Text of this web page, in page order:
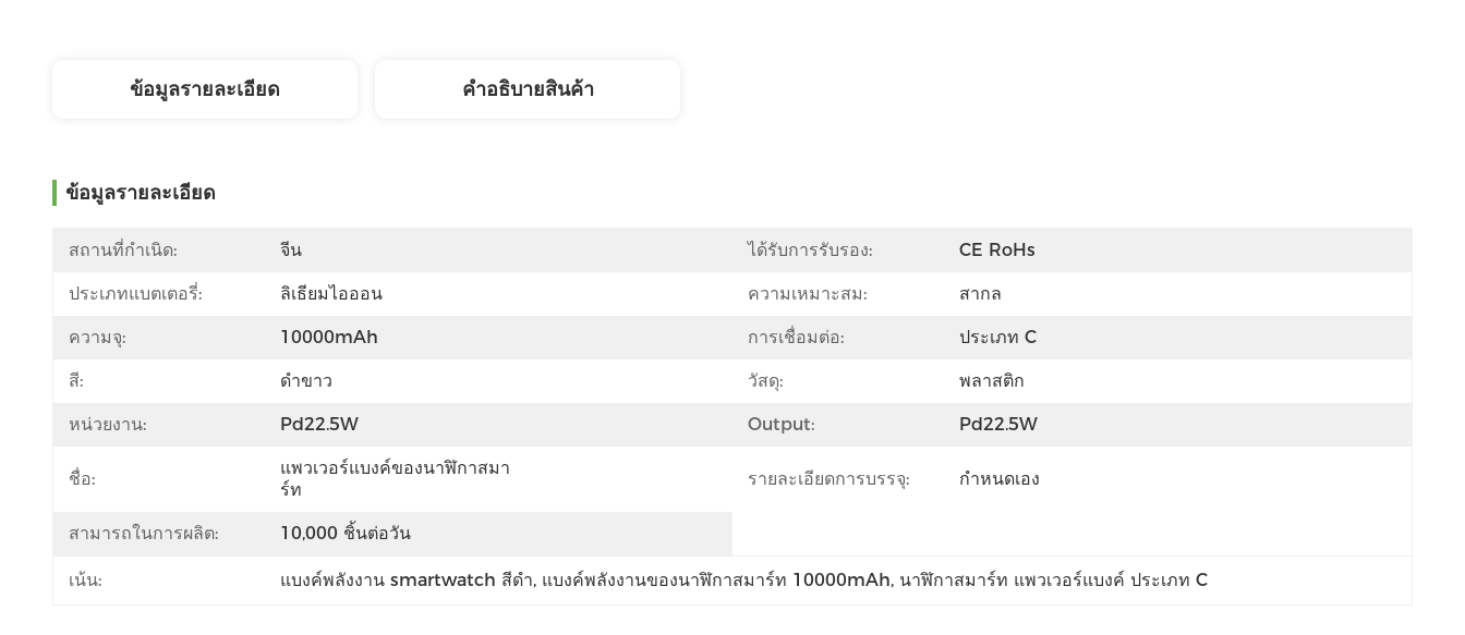
ข้อมูลรายละเอียด คําอธิบายสินค้า
ข้อมูลรายละเอียด
สถานที่กำเนิด: จีน ได้รับการรับรอง: CE RoHs
ประเภทแบตเตอรี่: ลิเธียมไอออน ความเหมาะสม: สากล
ความจุ: 10000mAh การเชื่อมต่อ: ประเภท C
สี: ดำขาว วัสดุ: พลาสติก
หน่วยงาน: Pd22.5W Output: Pd22.5W
ชื่อ:
แพวเวอร์แบงค์ของนาฬิกาสมา
ร์ท
รายละเอียดการบรรจุ: กำหนดเอง
สามารถในการผลิต: 10,000 ชิ้นต่อวัน
เน้น: แบงค์พลังงาน smartwatch สีดํา, แบงค์พลังงานของนาฬิกาสมาร์ท 10000mAh, นาฬิกาสมาร์ท แพวเวอร์แบงค์ ประเภท C